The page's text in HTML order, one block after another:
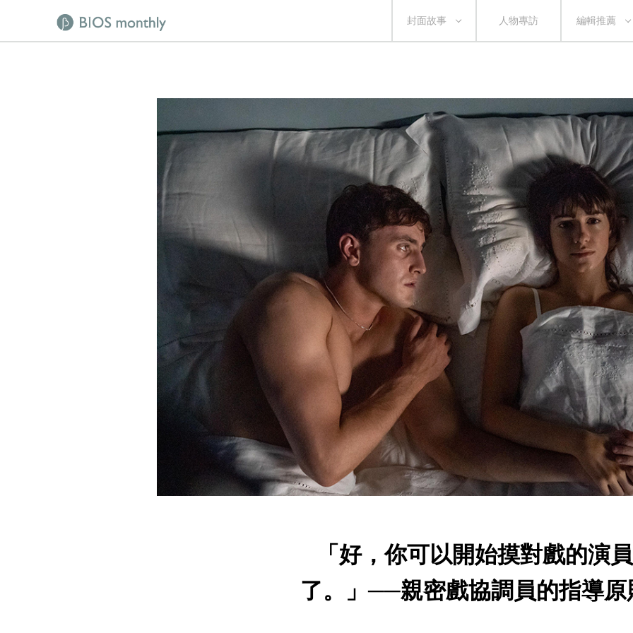
封面故事 人物專訪 編輯推薦
「好，你可以開始摸對戲的演員
了。」──親密戲協調員的指導原